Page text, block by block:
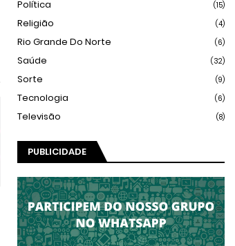
Política (15)
Religião (4)
Rio Grande Do Norte (6)
Saúde (32)
Sorte (9)
Tecnologia (6)
Televisão (8)
PUBLICIDADE